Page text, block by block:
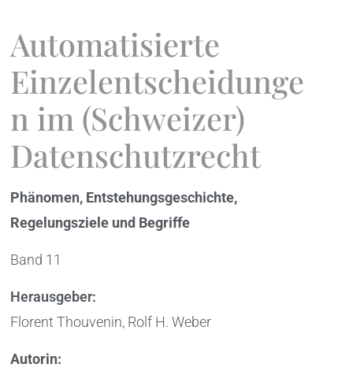
Automatisierte
Einzelentscheidunge
n im (Schweizer)
Datenschutzrecht
Phänomen, Entstehungsgeschichte,
Regelungsziele und Begriffe
Band 11
Herausgeber:
Florent Thouvenin, Rolf H. Weber
Autorin: